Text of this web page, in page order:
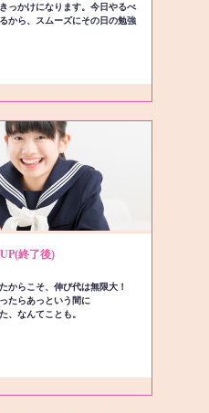
っかけになります。今日やるべ
から、スムーズにその日の勉強
終了後)
からこそ、伸び代は無限大！
たらあっという間に
、なんてことも。